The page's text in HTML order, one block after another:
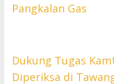
Pangkalan Gas
Dukung Tugas
Diperiksa di